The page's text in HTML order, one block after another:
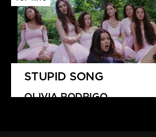
STUPID SONG
OLIVIA RODRIGO